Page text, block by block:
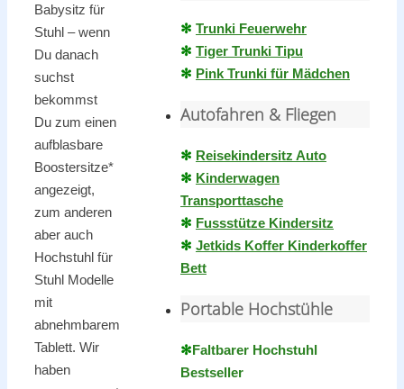
Babysitz für
Stuhl – wenn
Du danach
suchst
bekommst
Du zum einen
aufblasbare
Boostersitze*
angezeigt,
zum anderen
aber auch
Hochstuhl für
Stuhl Modelle
mit
abnehmbarem
Tablett. Wir
haben
✻ Trunki Feuerwehr
✻ Tiger Trunki Tipu
✻ Pink Trunki für Mädchen
Autofahren & Fliegen
✻ Reisekindersitz Auto
✻ Kinderwagen
Transporttasche
✻ Fussstütze Kindersitz
✻ Jetkids Koffer Kinderkoffer
Bett
Portable Hochstühle
✻Faltbarer Hochstuhl
Bestseller